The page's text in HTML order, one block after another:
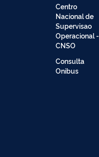
Centro
Nacional de
Supervisao
Operacional -
CNSO
Consulta
Onibus